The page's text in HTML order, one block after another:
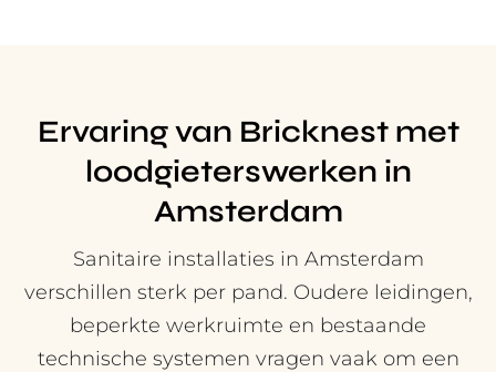
Ervaring van Bricknest met
loodgieterswerken in
Amsterdam
Sanitaire installaties in Amsterdam
verschillen sterk per pand. Oudere leidingen,
beperkte werkruimte en bestaande
technische systemen vragen vaak om een